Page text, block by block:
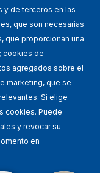
y de terceros en las
que son necesarias
que proporcionan una
cookies de
agregados sobre el
marketing, que se
Si elige
cookies. Puede
y revocar su
en